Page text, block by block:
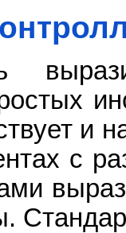
и
с